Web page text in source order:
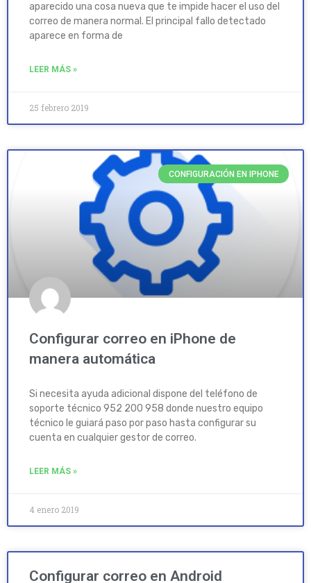
aparecido una cosa nueva que te impide hacer el uso del
correo de manera normal. El principal fallo detectado
aparece en forma de
LEER MÁS »
25 febrero 2019
CONFIGURACIÓN EN IPHONE
Configurar correo en iPhone de
manera automática
Si necesita ayuda adicional dispone del teléfono de
soporte técnico 952 200 958 donde nuestro equipo
técnico le guiará paso por paso hasta configurar su
cuenta en cualquier gestor de correo.
LEER MÁS »
4 enero 2019
Configurar correo en Android